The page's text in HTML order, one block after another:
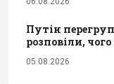
Путін
розповіли,
05.08.2026